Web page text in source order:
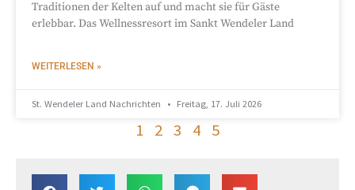
Traditionen der Kelten auf und macht sie für Gäste
erlebbar. Das Wellnessresort im Sankt Wendeler Land
WEITERLESEN »
St. Wendeler Land Nachrichten Freitag, 17. Juli 2026
1 2 3 4 5